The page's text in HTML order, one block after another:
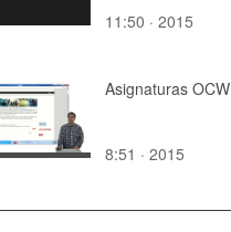
11:50 · 2015
Asignaturas OCW
8:51 · 2015